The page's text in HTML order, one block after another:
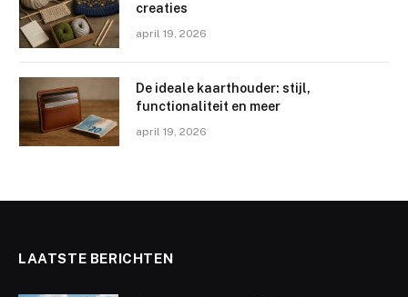
creaties
april 19, 2026
De ideale kaarthouder: stijl,
functionaliteit en meer
april 19, 2026
LAATSTE BERICHTEN